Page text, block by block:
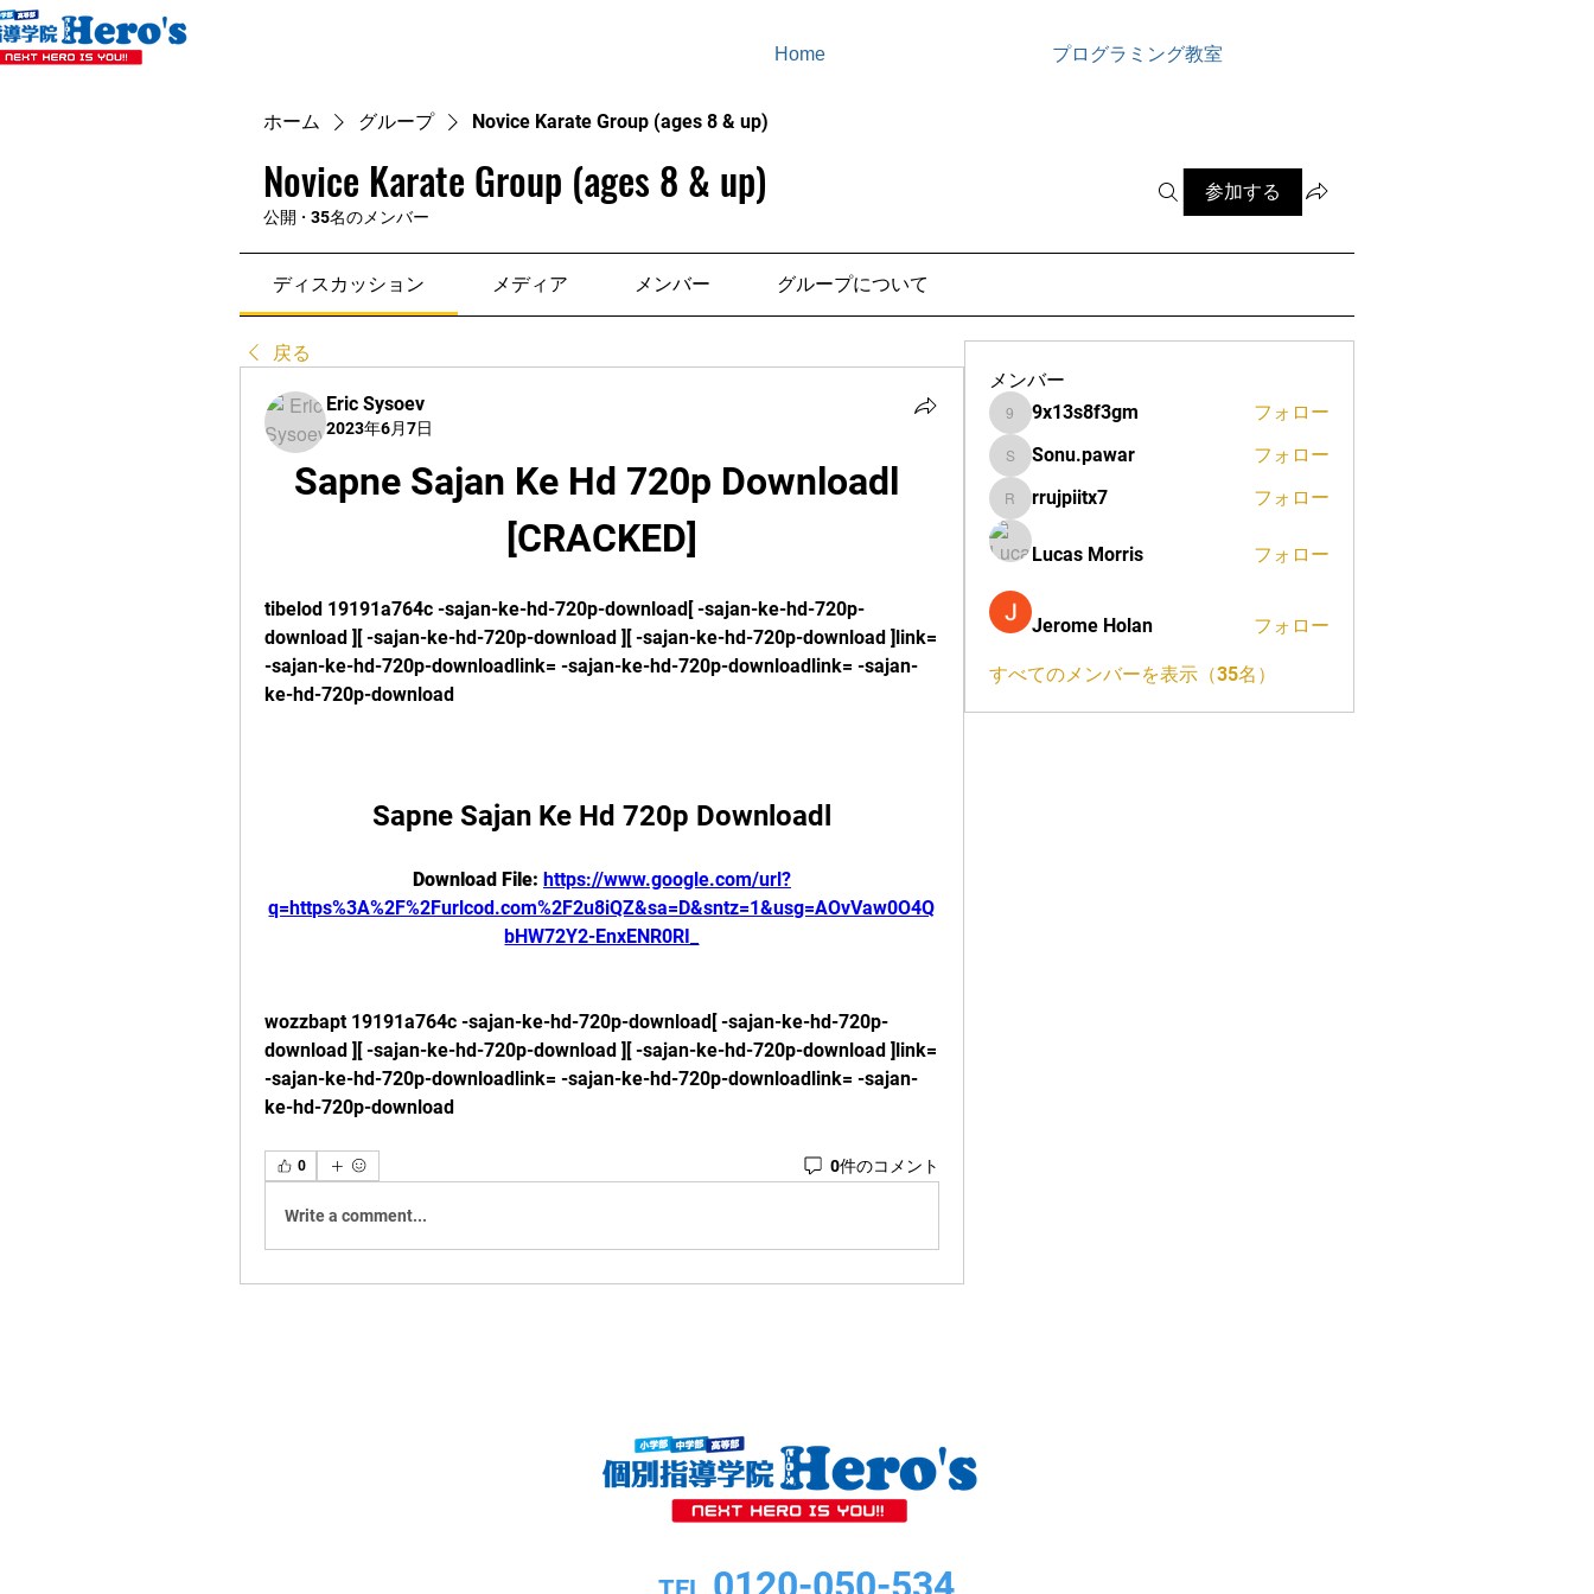
Home プログラミング教室
ホーム グループ Novice Karate Group (ages 8 & up)
Novice Karate Group (ages 8 & up)
公開 · 35名のメンバー
参加する
ディスカッション メディア メンバー グループについて
戻る
Eric Sysoev
2023年6月7日
Sapne Sajan Ke Hd 720p Downloadl
[CRACKED]
tibelod 19191a764c -sajan-ke-hd-720p-download[ -sajan-ke-hd-720p-
download ][ -sajan-ke-hd-720p-download ][ -sajan-ke-hd-720p-download ]link=
-sajan-ke-hd-720p-downloadlink= -sajan-ke-hd-720p-downloadlink= -sajan-
ke-hd-720p-download
Sapne Sajan Ke Hd 720p Downloadl
Download File: https://www.google.com/url?
q=https%3A%2F%2Furlcod.com%2F2u8iQZ&sa=D&sntz=1&usg=AOvVaw0O4Q
bHW72Y2-EnxENR0RI_
wozzbapt 19191a764c -sajan-ke-hd-720p-download[ -sajan-ke-hd-720p-
download ][ -sajan-ke-hd-720p-download ][ -sajan-ke-hd-720p-download ]link=
-sajan-ke-hd-720p-downloadlink= -sajan-ke-hd-720p-downloadlink= -sajan-
ke-hd-720p-download
0 0件のコメント
Write a comment...
メンバー
9x13s8f3gm
9x13s8f3gm フォロー
Sonu.pawar
Sonu.pawar フォロー
rrujpiitx7
rrujpiitx7 フォロー
Lucas Morris フォロー
Jerome Holan フォロー
すべてのメンバーを表示（35名）